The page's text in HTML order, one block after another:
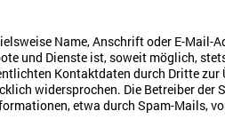
Name, Anschrift oder E-Mail-
und Dienste ist, soweit möglich,
Kontaktdaten durch Dritte
widersprochen. Die Betreiber der
etwa durch Spam-Mails,